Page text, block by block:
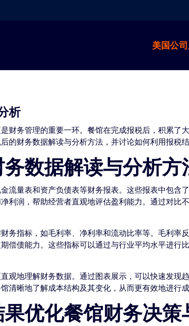
美国公
析
财务管理的重要一环。餐馆在完成报税后，积累了
的财务数据解读与分析方法，并讨论如何利用报税
数据解读与分析方
流量表和资产负债表等财务报表。这些报表中包含
利润，帮助经营者直观地评估盈利能力。通过对比
务指标，如毛利率、净利率和流动比率等。毛利率
偿债能力。这些指标可以通过与行业平均水平进行
观地理解财务数据。通过图表展示，可以快速发现
清晰地了解成本结构及其变化，从而更有效地进行成
优化餐馆财务决策